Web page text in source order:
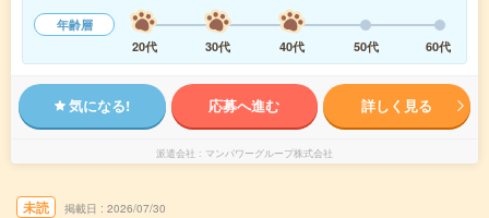
年齢層
20代
30代 40代 50代 60代
気になる! 応募へ進む 詳しく見る
派遣会社 マンパワーグループ株式会社
未読 掲載日 2026/07/30